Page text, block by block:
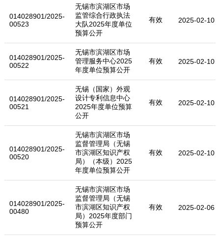
014028901/2025-
00523
无锡市滨湖区市场
监管综合行政执法
大队2025年度单位
预算公开
有效 2025-02-10
014028901/2025-
00522
无锡市滨湖区市场
管理服务中心2025
年度单位预算公开
有效 2025-02-10
014028901/2025-
00521
无锡（国家）外观
设计专利信息中心
2025年度单位预算
公开
有效 2025-02-10
014028901/2025-
00520
无锡市滨湖区市场
监督管理局（无锡
市滨湖区知识产权
局）（本级）2025
年度单位预算公开
有效 2025-02-10
014028901/2025-
00480
无锡市滨湖区市场
监督管理局（无锡
市滨湖区知识产权
局）2025年度部门
预算公开
有效 2025-02-06